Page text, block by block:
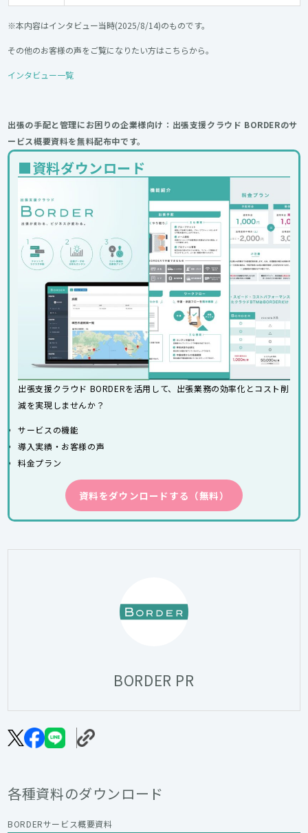
※本内容はインタビュー当時(2025/8/14)のものです。
その他のお客様の声をご覧になりたい方はこちらから。
インタビュー一覧
出張の手配と管理にお困りの企業様向け：出張支援クラウド BORDERのサ
ービス概要資料を無料配布中です。
■資料ダウンロード
出張支援クラウド BORDERを活用して、出張業務の効率化とコスト削
減を実現しませんか？
サービスの機能
導入実績・お客様の声
料金プラン
資料をダウンロードする（無料）
BORDER PR
各種資料のダウンロード
BORDERサービス概要資料